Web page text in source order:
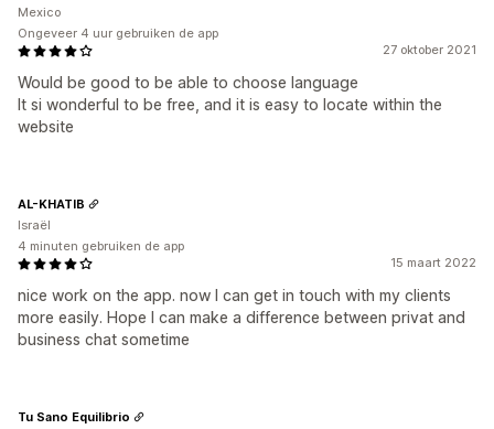
27 oktober 2021
Would be good to be able to choose language
It si wonderful to be free, and it is easy to locate within the
website
Mexico
Ongeveer 4 uur gebruiken de app
15 maart 2022
nice work on the app. now I can get in touch with my clients
more easily. Hope I can make a difference between privat and
business chat sometime
AL-KHATIB
Israël
4 minuten gebruiken de app
Tu Sano Equilibrio